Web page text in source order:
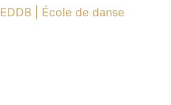
EDDB | École de danse